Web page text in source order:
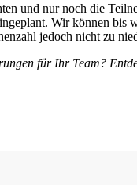
und nur noch die
Wir können bis
jedoch nicht zu
für Ihr Team?